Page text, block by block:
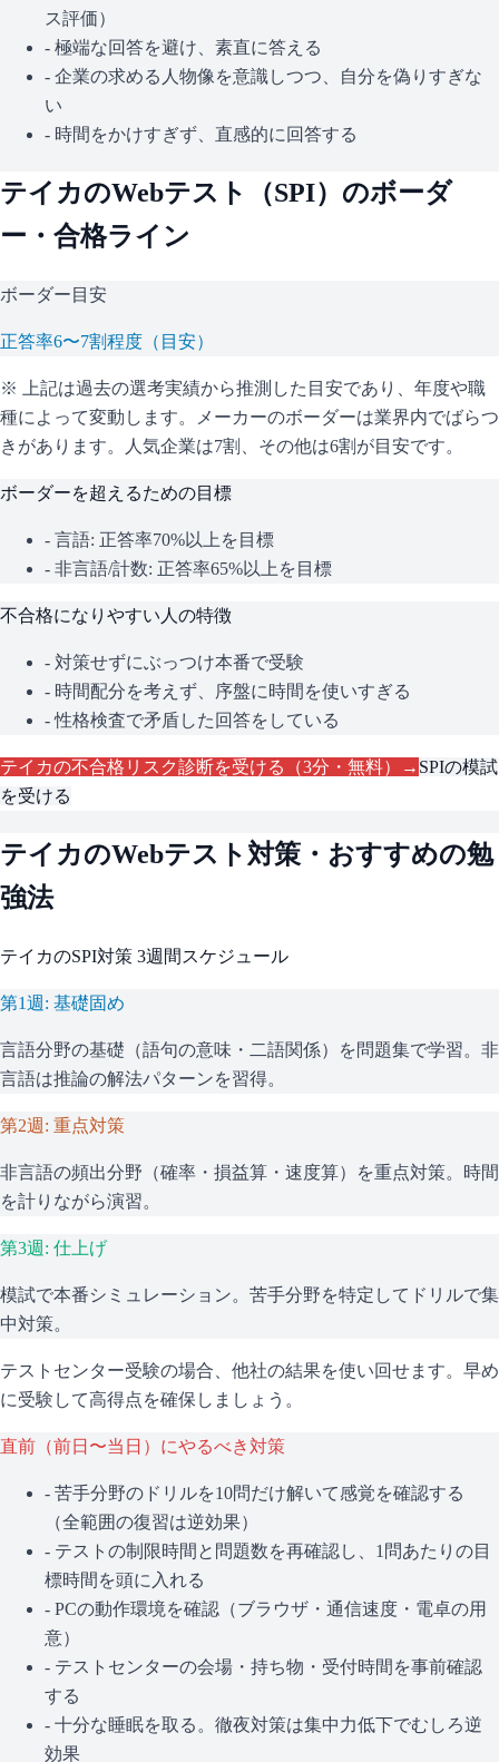
ス評価）
- 極端な回答を避け、素直に答える
- 企業の求める人物像を意識しつつ、自分を偽りすぎな
い
- 時間をかけすぎず、直感的に回答する
テイカのWebテスト（SPI）のボーダ
ー・合格ライン
ボーダー目安
正答率6〜7割程度（目安）
※ 上記は過去の選考実績から推測した目安であり、年度や職
種によって変動します。
メーカーのボーダーは業界内でばらつ
きがあります。人気企業は7割、その他は6割が目安です。
ボーダーを超えるための目標
- 言語: 正答率70%以上を目標
- 非言語/計数: 正答率65%以上を目標
不合格になりやすい人の特徴
- 対策せずにぶっつけ本番で受験
- 時間配分を考えず、序盤に時間を使いすぎる
- 性格検査で矛盾した回答をしている
テイカの不合格リスク診断を受ける（3分・無料）→ SPIの模試
を受ける
テイカのWebテスト対策・おすすめの勉
強法
テイカのSPI対策 3週間スケジュール
第1週: 基礎固め
言語分野の基礎（語句の意味・二語関係）を問題集で学習。非
言語は推論の解法パターンを習得。
第2週: 重点対策
非言語の頻出分野（確率・損益算・速度算）を重点対策。時間
を計りながら演習。
第3週: 仕上げ
模試で本番シミュレーション。苦手分野を特定してドリルで集
中対策。
テストセンター受験の場合、他社の結果を使い回せます。早め
に受験して高得点を確保しましょう。
直前（前日〜当日）にやるべき対策
- 苦手分野のドリルを10問だけ解いて感覚を確認する
（全範囲の復習は逆効果）
- テストの制限時間と問題数を再確認し、1問あたりの目
標時間を頭に入れる
- PCの動作環境を確認（ブラウザ・通信速度・電卓の用
意）
- テストセンターの会場・持ち物・受付時間を事前確認
する
- 十分な睡眠を取る。徹夜対策は集中力低下でむしろ逆
効果